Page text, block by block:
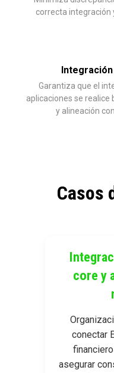
correcta integración
Garantiza que el
aplicaciones se realice
y alineación
Casos
core y
conectar
asegurar